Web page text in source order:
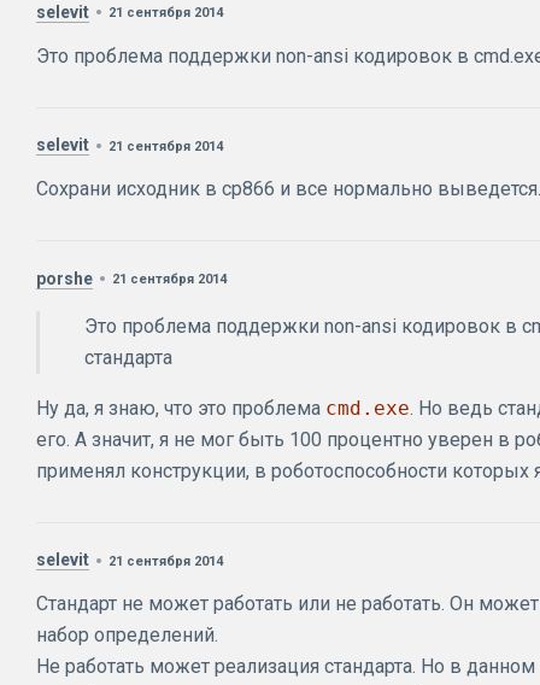
selevit 21 сентября 2014
Это проблема поддержки non-ansi кодировок в
selevit 21 сентября 2014
Сохрани исходник в cp866 и все нормально выведется.
porshe 21 сентября 2014
Это проблема поддержки non-ansi кодировок в
стандарта
Ну да, я знаю, что это проблема cmd.exe. Но ведь
его. А значит, я не мог быть 100 процентно уверен в
применял конструкции, в роботоспособности которых
selevit 21 сентября 2014
Стандарт не может работать или не работать. Он
набор определений.
Не работать может реализация стандарта. Но в данном